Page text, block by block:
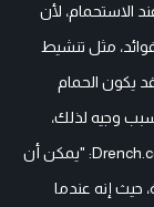
الاستحمام، لأن
مثل تنشيط
يكون الحمام
وجيه لذلك،
وفقا للعلوم، حيث قالت دومينيك ليس بيل من Drench.co.uk: "يمكن أن
حيث إنه عندما